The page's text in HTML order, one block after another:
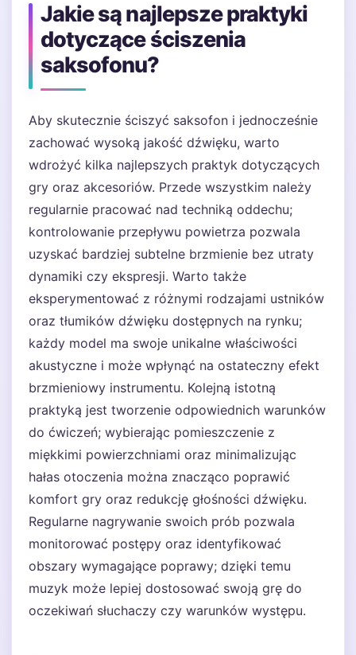
Jakie są najlepsze praktyki
dotyczące ściszenia
saksofonu?
Aby skutecznie ściszyć saksofon i jednocześnie
zachować wysoką jakość dźwięku, warto
wdrożyć kilka najlepszych praktyk dotyczących
gry oraz akcesoriów. Przede wszystkim należy
regularnie pracować nad techniką oddechu;
kontrolowanie przepływu powietrza pozwala
uzyskać bardziej subtelne brzmienie bez utraty
dynamiki czy ekspresji. Warto także
eksperymentować z różnymi rodzajami ustników
oraz tłumików dźwięku dostępnych na rynku;
każdy model ma swoje unikalne właściwości
akustyczne i może wpłynąć na ostateczny efekt
brzmieniowy instrumentu. Kolejną istotną
praktyką jest tworzenie odpowiednich warunków
do ćwiczeń; wybierając pomieszczenie z
miękkimi powierzchniami oraz minimalizując
hałas otoczenia można znacząco poprawić
komfort gry oraz redukcję głośności dźwięku.
Regularne nagrywanie swoich prób pozwala
monitorować postępy oraz identyfikować
obszary wymagające poprawy; dzięki temu
muzyk może lepiej dostosować swoją grę do
oczekiwań słuchaczy czy warunków występu.